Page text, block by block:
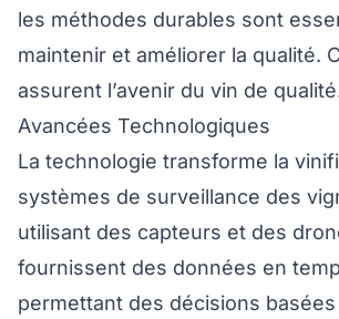
les méthodes durables sont
maintenir et améliorer la qualité.
assurent l’avenir du vin de
Avancées Technologiques
La technologie transforme la
systèmes de surveillance des
utilisant des capteurs et des
fournissent des données en
permettant des décisions